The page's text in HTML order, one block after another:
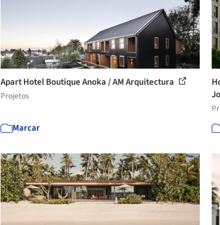
Apart Hotel Boutique Anoka / AM Arquitectura
Projetos
Marcar